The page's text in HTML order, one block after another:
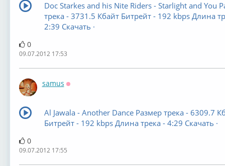
Doc Starkes and his Nite Riders - Starlight and You
трека - 3731.5 Кбайт Битрейт - 192 kbps Длина
2:39 Скачать ·
0
09.07.2012 17:53
samus
Al Jawala - Another Dance Размер трека - 6309.7
Битрейт - 192 kbps Длина трека - 4:29 Скачать ·
0
09.07.2012 17:55